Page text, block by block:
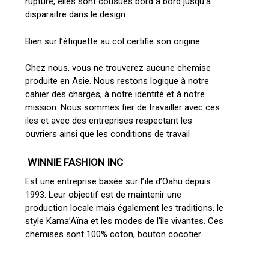
disparaitre dans le design.
Bien sur l’étiquette au col certifie son origine.
Chez nous, vous ne trouverez aucune chemise
produite en Asie. Nous restons logique à notre
cahier des charges, à notre identité et à notre
mission. Nous sommes fier de travailler avec ces
iles et avec des entreprises respectant les
ouvriers ainsi que les conditions de travail
WINNIE FASHION INC
Est une entreprise basée sur l’ïle d’Oahu depuis
1993. Leur objectif est de maintenir une
production locale mais également les traditions, le
style Kama’Aïna et les modes de l’île vivantes. Ces
chemises sont 100% coton, bouton cocotier.